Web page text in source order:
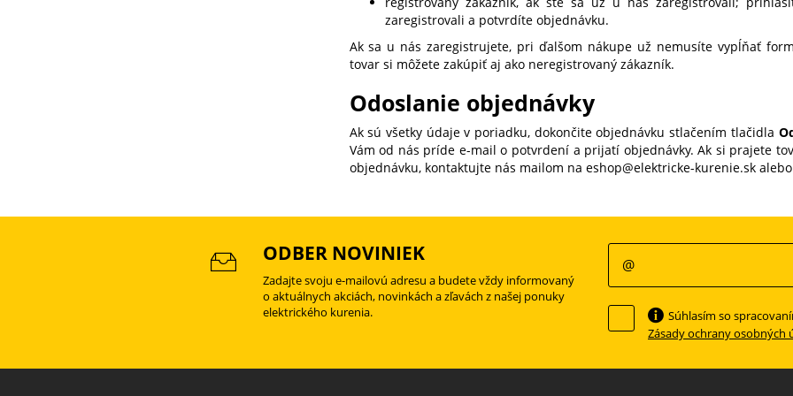
zaregistrovali a potvrdíte objednávku.
Ak sa u nás zaregistrujete, pri ďalšom nákupe už nemusíte vypĺňať
tovar si môžete zakúpiť aj ako neregistrovaný zákazník.
Odoslanie objednávky
Ak sú všetky údaje v poriadku, dokončite objednávku stlačením tlačidla
Vám od nás príde e-mail o potvrdení a prijatí objednávky. Ak si prajete
objednávku, kontaktujte nás mailom na eshop@elektricke-kurenie.sk
ODBER NOVINIEK
Zadajte svoju e-mailovú adresu a budete vždy informovaný
o aktuálnych akciách, novinkách a zľavách z našej ponuky
elektrického kurenia.
Súhlasím so
Zásady ochrany osobných